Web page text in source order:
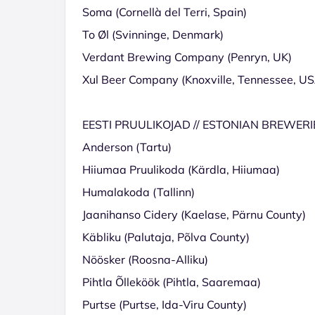
Soma (Cornellà del Terri, Spain)
To Øl (Svinninge, Denmark)
Verdant Brewing Company (Penryn, UK)
Xul Beer Company (Knoxville, Tennessee,
EESTI PRUULIKOJAD // ESTONIAN
Anderson (Tartu)
Hiiumaa Pruulikoda (Kärdla, Hiiumaa)
Humalakoda (Tallinn)
Jaanihanso Cidery (Kaelase, Pärnu County)
Käbliku (Palutaja, Põlva County)
Nöösker (Roosna-Alliku)
Pihtla Õlleköök (Pihtla, Saaremaa)
Purtse (Purtse, Ida-Viru County)